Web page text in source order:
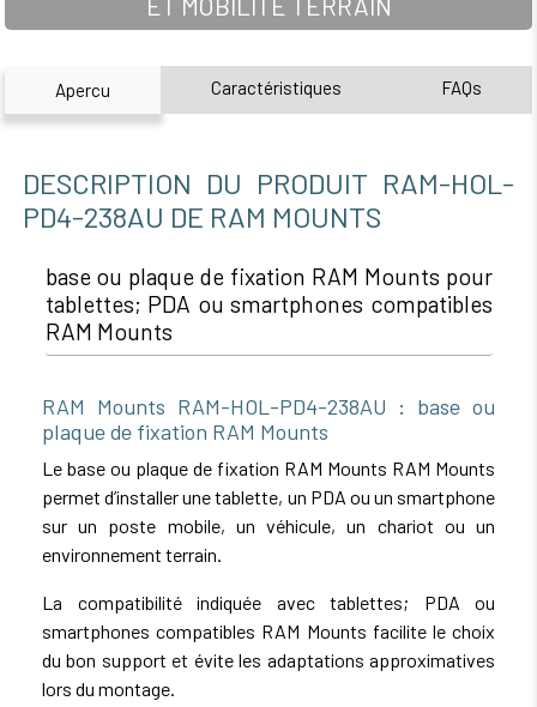
Apercu Caractéristiques FAQs
DESCRIPTION DU PRODUIT RAM-HOL-
PD4-238AU DE RAM MOUNTS
base ou plaque de fixation RAM Mounts pour
tablettes; PDA ou smartphones compatibles
RAM Mounts
RAM Mounts RAM-HOL-PD4-238AU : base ou
plaque de fixation RAM Mounts
Le base ou plaque de fixation RAM Mounts RAM Mounts
permet d’installer une tablette, un PDA ou un smartphone
sur un poste mobile, un véhicule, un chariot ou un
environnement terrain.
La compatibilité indiquée avec tablettes; PDA ou
smartphones compatibles RAM Mounts facilite le choix
du bon support et évite les adaptations approximatives
lors du montage.